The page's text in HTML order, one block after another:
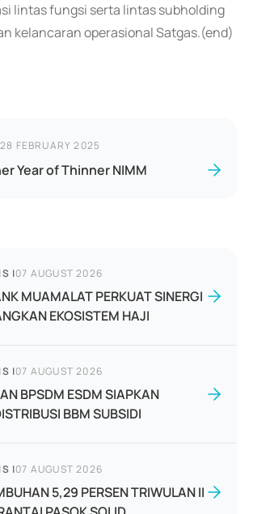
lintas fungsi serta lintas subholding
kelancaran operasional Satgas.(end)
28 FEBRUARY 2025
Year of Thinner NIMM
|07 AUGUST 2026
MUAMALAT PERKUAT SINERGI
EKOSISTEM HAJI
|07 AUGUST 2026
BPSDM ESDM SIAPKAN
BBM SUBSIDI
|07 AUGUST 2026
5,29 PERSEN TRIWULAN II